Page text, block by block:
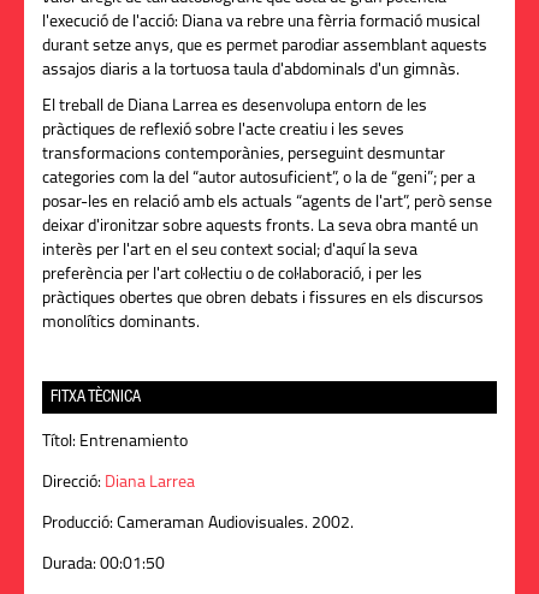
l'execució de l'acció: Diana va rebre una fèrria formació musical
durant setze anys, que es permet parodiar assemblant aquests
assajos diaris a la tortuosa taula d'abdominals d'un gimnàs.
El treball de Diana Larrea es desenvolupa entorn de les
pràctiques de reflexió sobre l'acte creatiu i les seves
transformacions contemporànies, perseguint desmuntar
categories com la del “autor autosuficient”, o la de “geni”; per a
posar-les en relació amb els actuals “agents de l'art”, però sense
deixar d'ironitzar sobre aquests fronts. La seva obra manté un
interès per l'art en el seu context social; d'aquí la seva
preferència per l'art col·lectiu o de col·laboració, i per les
pràctiques obertes que obren debats i fissures en els discursos
monolítics dominants.
FITXA TÈCNICA
Títol: Entrenamiento
Direcció: Diana Larrea
Producció: Cameraman Audiovisuales. 2002.
Durada: 00:01:50